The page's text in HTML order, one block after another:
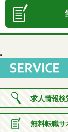
求人情報検
無料転職サ